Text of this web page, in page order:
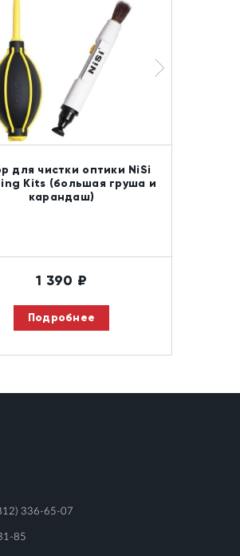
для чистки оптики NiSi
Kits (большая груша и
карандаш)
1 390 ₽
Подробнее
336-65-07
85